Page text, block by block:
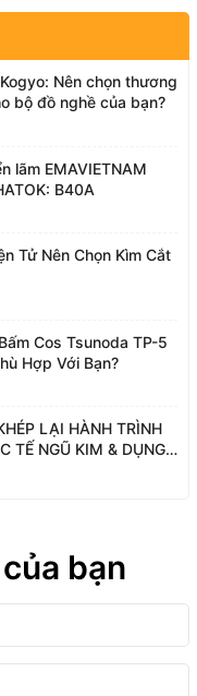
Nên chọn thương
bộ đồ nghề của bạn?
lãm EMAVIETNAM
B40A
Tử Nên Chọn Kìm Cắt
Cos Tsunoda TP-5
Hợp Với Bạn?
LẠI HÀNH TRÌNH
TẾ NGŨ KIM & DỤNG
bạn